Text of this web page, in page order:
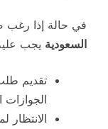
في حالة إذا
السعودية يجب
تقديم
الجوازات